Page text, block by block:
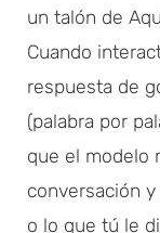
un talón de
Cuando
respuesta de
(palabra por
que el modelo
conversación
o lo que tú le